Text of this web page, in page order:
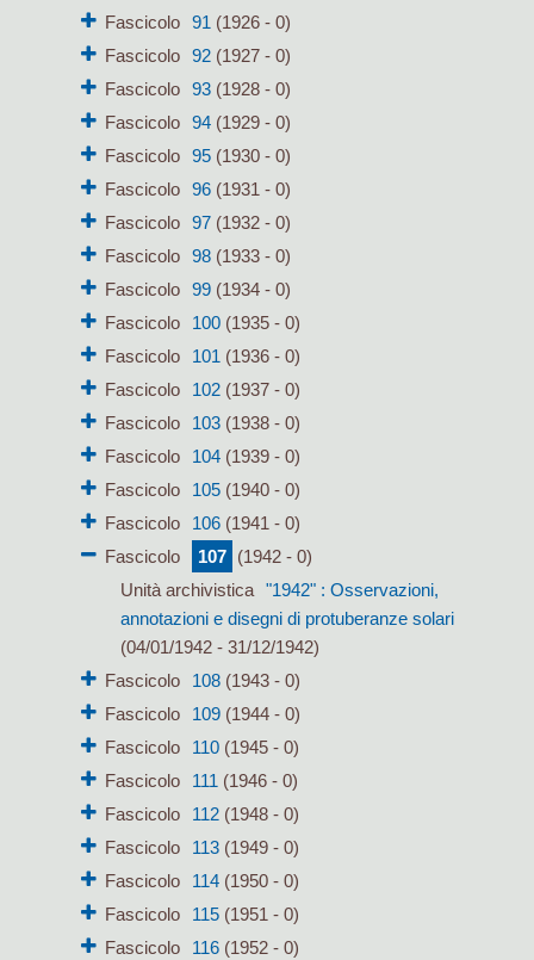
Fascicolo
91 (1926 - 0)
Fascicolo
92(1927 - 0)
Fascicolo
93(1928 - 0)
Fascicolo
94(1929 - 0)
Fascicolo
95(1930 - 0)
Fascicolo
96(1931 - 0)
Fascicolo
97(1932 - 0)
Fascicolo
98(1933 - 0)
Fascicolo
99(1934 - 0)
Fascicolo
100(1935 - 0)
Fascicolo
101 (1936 - 0)
Fascicolo
102(1937 - 0)
Fascicolo
103(1938 - 0)
Fascicolo
104(1939 - 0)
Fascicolo
105(1940 - 0)
Fascicolo
106(1941 - 0)
Fascicolo
107
(1942 - 0)
Unità archivistica "1942" : Osservazioni,
annotazioni e disegni di protuberanze solari
(04/01/1942 - 31/12/1942)
Fascicolo
108(1943 - 0)
Fascicolo
109(1944 - 0)
Fascicolo
110(1945 - 0)
Fascicolo
111 (1946 - 0)
Fascicolo
112(1948 - 0)
Fascicolo
113(1949 - 0)
Fascicolo
114(1950 - 0)
Fascicolo
115(1951 - 0)
Fascicolo
116(1952 - 0)